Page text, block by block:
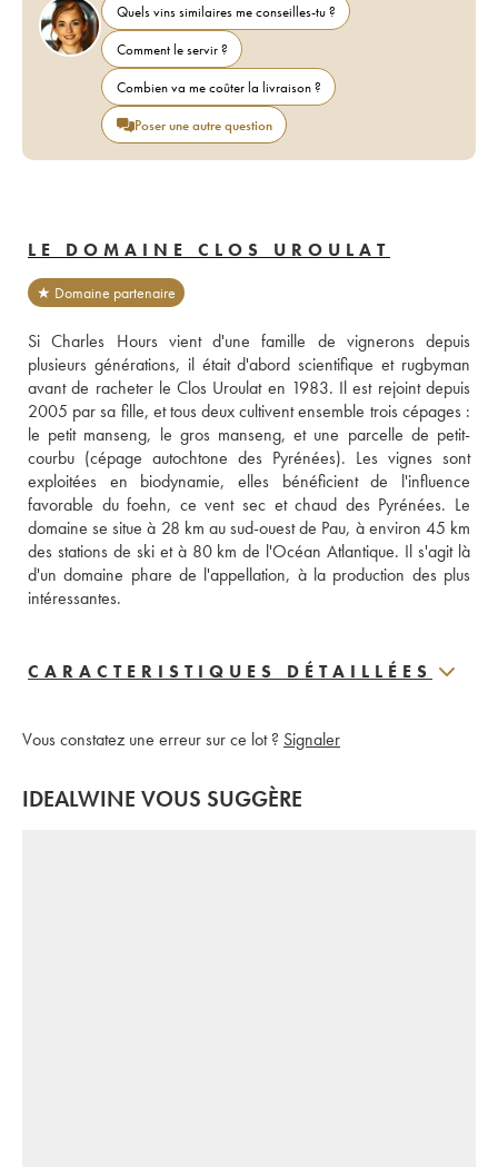
Quels vins similaires me conseilles-tu ?
Comment le servir ?
Combien va me coûter la livraison ?
Poser une autre question
LE DOMAINE CLOS UROULAT
★ Domaine partenaire
Si Charles Hours vient d'une famille de vignerons depuis
plusieurs générations, il était d'abord scientifique et rugbyman
avant de racheter le Clos Uroulat en 1983. Il est rejoint depuis
2005 par sa fille, et tous deux cultivent ensemble trois cépages :
le petit manseng, le gros manseng, et une parcelle de petit-
courbu (cépage autochtone des Pyrénées). Les vignes sont
exploitées en biodynamie, elles bénéficient de l'influence
favorable du foehn, ce vent sec et chaud des Pyrénées. Le
domaine se situe à 28 km au sud-ouest de Pau, à environ 45 km
des stations de ski et à 80 km de l'Océan Atlantique. Il s'agit là
d'un domaine phare de l'appellation, à la production des plus
intéressantes.
CARACTERISTIQUES DÉTAILLÉES
Vous constatez une erreur sur ce lot ? Signaler
IDEALWINE VOUS SUGGÈRE